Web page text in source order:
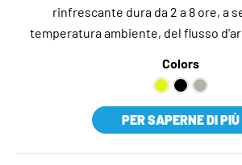
rinfrescante dura da 2 a 8 ore, a
temperatura ambiente, del flusso
Colors
PER SAPERNE DI PIÙ